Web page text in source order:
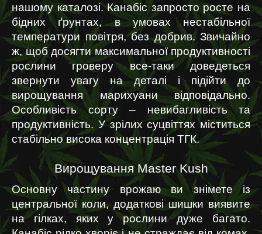
нашому каталозі. Канабіс запросто росте на
бідних ґрунтах, в умовах нестабільної
температури повітря, без добрив. Звичайно
ж, щоб досягти максимальної продуктивності
рослини гроверу все-таки доведеться
звернути увагу на деталі і підійти до
вирощування марихуани відповідально.
Особливість сорту – невибагливість та
продуктивність. У зрілих суцвіттях міститься
стабільно висока концентрація ТГК.
Вирощування Master Kush
Основну частину врожаю ви знімете із
центральної коли, додаткові шишки виявите
на гілках, яких у рослини дуже багато.